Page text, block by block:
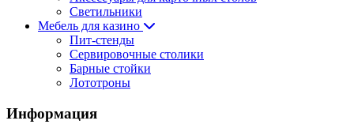
Светильники
Мебель для казино
Пит-стенды
Сервировочные столики
Барные стойки
Лототроны
Информация